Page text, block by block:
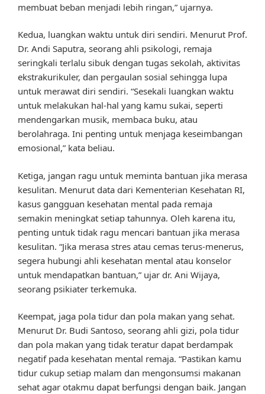
membuat beban menjadi lebih ringan,” ujarnya.
Kedua, luangkan waktu untuk diri sendiri. Menurut Prof.
Dr. Andi Saputra, seorang ahli psikologi, remaja
seringkali terlalu sibuk dengan tugas sekolah, aktivitas
ekstrakurikuler, dan pergaulan sosial sehingga lupa
untuk merawat diri sendiri. “Sesekali luangkan waktu
untuk melakukan hal-hal yang kamu sukai, seperti
mendengarkan musik, membaca buku, atau
berolahraga. Ini penting untuk menjaga keseimbangan
emosional,” kata beliau.
Ketiga, jangan ragu untuk meminta bantuan jika merasa
kesulitan. Menurut data dari Kementerian Kesehatan RI,
kasus gangguan kesehatan mental pada remaja
semakin meningkat setiap tahunnya. Oleh karena itu,
penting untuk tidak ragu mencari bantuan jika merasa
kesulitan. “Jika merasa stres atau cemas terus-menerus,
segera hubungi ahli kesehatan mental atau konselor
untuk mendapatkan bantuan,” ujar dr. Ani Wijaya,
seorang psikiater terkemuka.
Keempat, jaga pola tidur dan pola makan yang sehat.
Menurut Dr. Budi Santoso, seorang ahli gizi, pola tidur
dan pola makan yang tidak teratur dapat berdampak
negatif pada kesehatan mental remaja. “Pastikan kamu
tidur cukup setiap malam dan mengonsumsi makanan
sehat agar otakmu dapat berfungsi dengan baik. Jangan